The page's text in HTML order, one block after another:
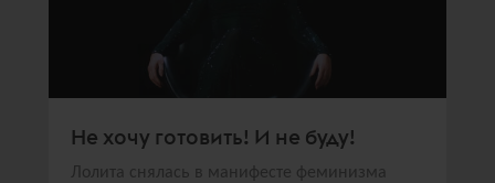
Не хочу готовить! И не буду!
Лолита снялась в манифесте феминизма